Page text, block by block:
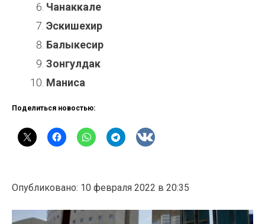
Чанаккале
Эскишехир
Балыкесир
Зонгулдак
Маниса
Поделиться новостью:
Опубликовано: 10 февраля 2022 в 20:35